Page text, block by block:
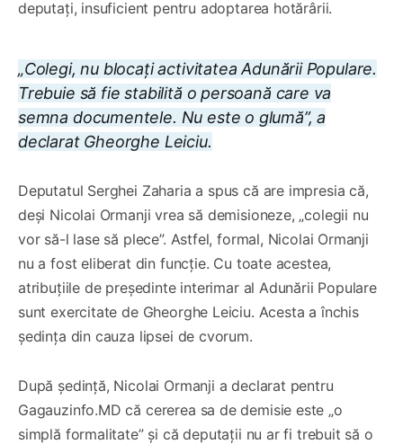
deputați, insuficient pentru adoptarea hotărârii.
„Colegi, nu blocați activitatea Adunării Populare.
Trebuie să fie stabilită o persoană care va
semna documentele. Nu este o glumă”, a
declarat Gheorghe Leiciu.
Deputatul Serghei Zaharia a spus că are impresia că,
deși Nicolai Ormanji vrea să demisioneze, „colegii nu
vor să-l lase să plece”. Astfel, formal, Nicolai Ormanji
nu a fost eliberat din funcție. Cu toate acestea,
atribuțiile de președinte interimar al Adunării Populare
sunt exercitate de Gheorghe Leiciu. Acesta a închis
ședința din cauza lipsei de cvorum.
După ședință, Nicolai Ormanji a declarat pentru
Gagauzinfo.MD că cererea sa de demisie este „o
simplă formalitate” și că deputații nu ar fi trebuit să o